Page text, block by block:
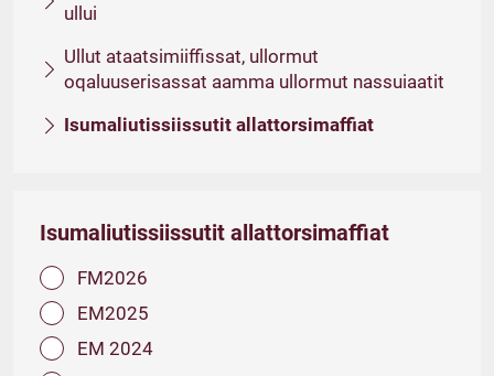
ullui
Ullut ataatsimiiffissat, ullormut
oqaluuserisassat aamma ullormut nassuiaatit
Isumaliutissiissutit allattorsimaffiat
Isumaliutissiissutit allattorsimaffiat
FM2026
EM2025
EM 2024